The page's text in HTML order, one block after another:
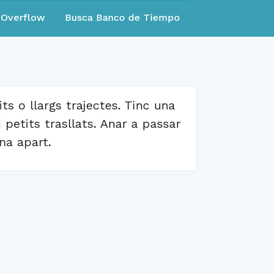
Busca Banco de Tiempo
o llargs trajectes. Tinc una
trasllats. Anar a passar
apart.